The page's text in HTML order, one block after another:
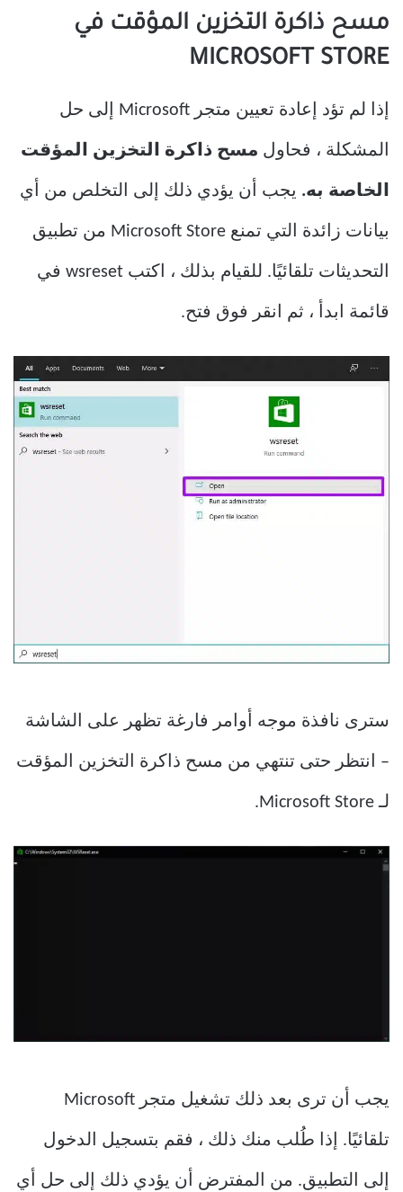
مسح ذاكرة التخزين المؤقت في
MICROSOFT STORE
إذا لم تؤد إعادة تعيين متجر Microsoft إلى حل
المشكلة ، فحاول مسح ذاكرة التخزين المؤقت
الخاصة به. يجب أن يؤدي ذلك إلى التخلص من أي
بيانات زائدة التي تمنع Microsoft Store من تطبيق
التحديثات تلقائيًا. للقيام بذلك ، اكتب wsreset في
قائمة ابدأ ، ثم انقر فوق فتح.
سترى نافذة موجه أوامر فارغة تظهر على الشاشة
– انتظر حتى تنتهي من مسح ذاكرة التخزين المؤقت
لـ Microsoft Store.
يجب أن ترى بعد ذلك تشغيل متجر Microsoft
تلقائيًا. إذا طُلب منك ذلك ، فقم بتسجيل الدخول
إلى التطبيق. من المفترض أن يؤدي ذلك إلى حل أي